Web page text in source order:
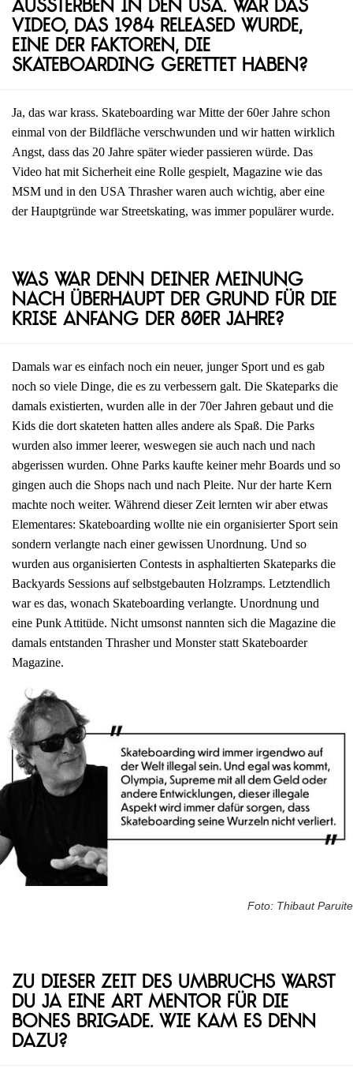
Aussterben in den USA. War das
Video, das 1984 released wurde,
eine der Faktoren, die
Skateboarding gerettet haben?
Ja, das war krass. Skateboarding war Mitte der 60er Jahre schon
einmal von der Bildfläche verschwunden und wir hatten wirklich
Angst, dass das 20 Jahre später wieder passieren würde. Das
Video hat mit Sicherheit eine Rolle gespielt, Magazine wie das
MSM und in den USA Thrasher waren auch wichtig, aber eine
der Hauptgründe war Streetskating, was immer populärer wurde.
Was war denn deiner Meinung
nach überhaupt der Grund für die
Krise Anfang der 80er Jahre?
Damals war es einfach noch ein neuer, junger Sport und es gab
noch so viele Dinge, die es zu verbessern galt. Die Skateparks die
damals existierten, wurden alle in der 70er Jahren gebaut und die
Kids die dort skateten hatten alles andere als Spaß. Die Parks
wurden also immer leerer, weswegen sie auch nach und nach
abgerissen wurden. Ohne Parks kaufte keiner mehr Boards und so
gingen auch die Shops nach und nach Pleite. Nur der harte Kern
machte noch weiter. Während dieser Zeit lernten wir aber etwas
Elementares: Skateboarding wollte nie ein organisierter Sport sein
sondern verlangte nach einer gewissen Unordnung. Und so
wurden aus organisierten Contests in asphaltierten Skateparks die
Backyards Sessions auf selbstgebauten Holzramps. Letztendlich
war es das, wonach Skateboarding verlangte. Unordnung und
eine Punk Attitüde. Nicht umsonst nannten sich die Magazine die
damals entstanden Thrasher und Monster statt Skateboarder
Magazine.
Foto: Thibaut Paruite
Zu dieser Zeit des Umbruchs warst
du ja eine Art Mentor für die
Bones Brigade. Wie kam es denn
dazu?